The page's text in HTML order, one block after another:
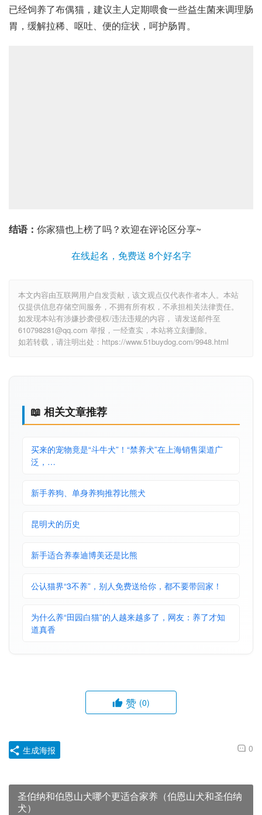
已经饲养了布偶猫，建议主人定期喂食一些益生菌来调理肠
胃，缓解拉稀、呕吐、便的症状，呵护肠胃。
结语： 你家猫也上榜了吗？欢迎在评论区分享~
在线起名，免费送 8个好名字
本文内容由互联网用户自发贡献，该文观点仅代表作者本人。本站
仅提供信息存储空间服务，不拥有所有权，不承担相关法律责任。
如发现本站有涉嫌抄袭侵权/违法违规的内容， 请发送邮件至
610798281@qq.com 举报，一经查实，本站将立刻删除。
如若转载，请注明出处：https://www.51buydog.com/9948.html
📖 相关文章推荐
买来的宠物竟是“斗牛犬”！“禁养犬”在上海销售渠道广
泛，…
新手养狗、单身养狗推荐比熊犬
昆明犬的历史
新手适合养泰迪博美还是比熊
公认猫界“3不养”，别人免费送给你，都不要带回家！
为什么养“田园白猫”的人越来越多了，网友：养了才知
道真香
赞 (0)
0
生成海报
圣伯纳和伯恩山犬哪个更适合家养（伯恩山犬和圣伯纳
犬）